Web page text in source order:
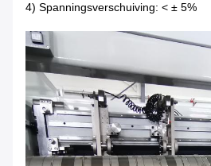
4) Spanningsverschuiving: < ± 5%